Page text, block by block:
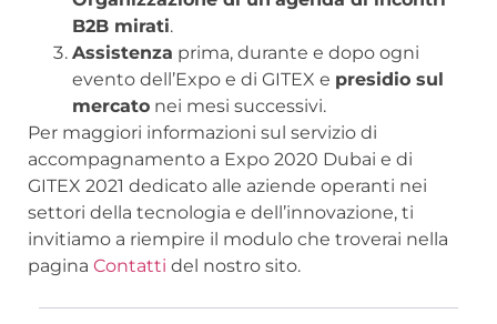
B2B mirati.
Assistenza prima, durante e dopo ogni
evento dell’Expo e di GITEX e presidio sul
mercato nei mesi successivi.
Per maggiori informazioni sul servizio di
accompagnamento a Expo 2020 Dubai e di
GITEX 2021 dedicato alle aziende operanti nei
settori della tecnologia e dell’innovazione, ti
invitiamo a riempire il modulo che troverai nella
pagina Contatti del nostro sito.